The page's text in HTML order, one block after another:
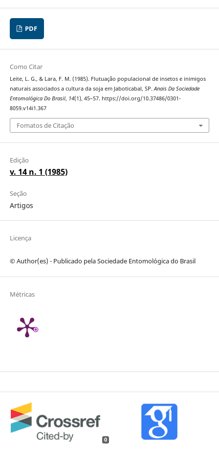
PDF
Como Citar
Leite, L. G., & Lara, F. M. (1985). Flutuação populacional de insetos e inimigos
naturais associados a cultura da soja em Jaboticabal, SP. Anais Da Sociedade
Entomológica Do Brasil, 14(1), 45–57. https://doi.org/10.37486/0301-
8059.v14i1.367
Fomatos de Citação
Edição
v. 14 n. 1 (1985)
Seção
Artigos
Licença
© Author(es) - Publicado pela Sociedade Entomológica do Brasil
Métricas
0